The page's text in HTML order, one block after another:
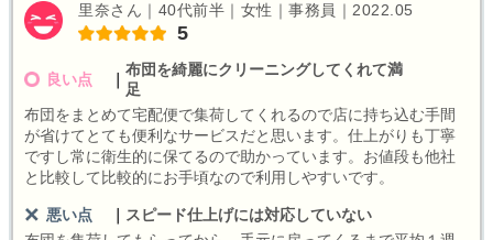
里奈さん｜40代前半｜女性｜事務員｜2022.05
5
良い点
布団を綺麗にクリーニングしてくれて満
足
布団をまとめて宅配便で集荷してくれるので店に持ち込む手間
が省けてとても便利なサービスだと思います。仕上がりも丁寧
ですし常に衛生的に保てるので助かっています。お値段も他社
と比較して比較的にお手頃なので利用しやすいです。
悪い点
スピード仕上げには対応していない